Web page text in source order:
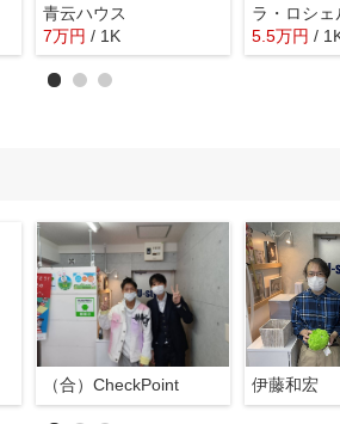
青云ハウス
7万円 / 1K
ラ・ロシェ
5.5万円 /
（合）CheckPoint 伊藤和宏